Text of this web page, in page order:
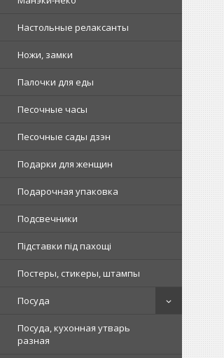
Настольные релаксанты
Ножи, замки
Палочки для еды
Песочные часы
Песочные сады дзэн
Подарки для женщин
Подарочная упаковка
Подсвечники
Підставки під пахощі
Постеры, стикеры, штампы
Посуда
Посуда, кухонная утварь
разная